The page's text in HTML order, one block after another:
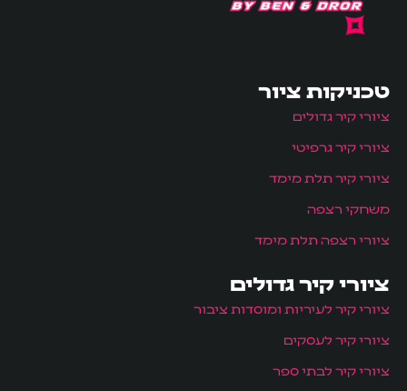
טכניקות ציור
ציורי קיר גדולים
ציורי קיר גרפיטי
ציורי קיר תלת מימד
משחקי רצפה
ציורי רצפה תלת מימד
ציורי קיר גדולים
ציורי קיר לעיריות ומוסדות ציבור
ציורי קיר לעסקים
ציורי קיר לבתי ספר